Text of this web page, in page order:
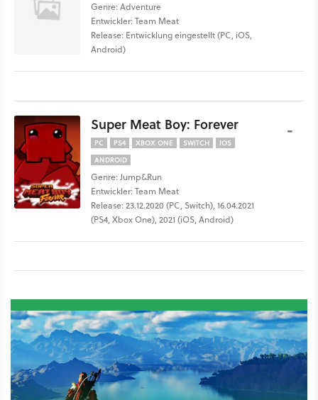
Genre: Adventure
Entwickler: Team Meat
Release: Entwicklung eingestellt (PC, iOS,
Android)
Super Meat Boy: Forever
PC PS4 XBOX ONE SWITCH
IOS
ANDROID
Genre: Jump&Run
Entwickler: Team Meat
Release: 23.12.2020 (PC, Switch), 16.04.2021
(PS4, Xbox One), 2021 (iOS, Android)
-